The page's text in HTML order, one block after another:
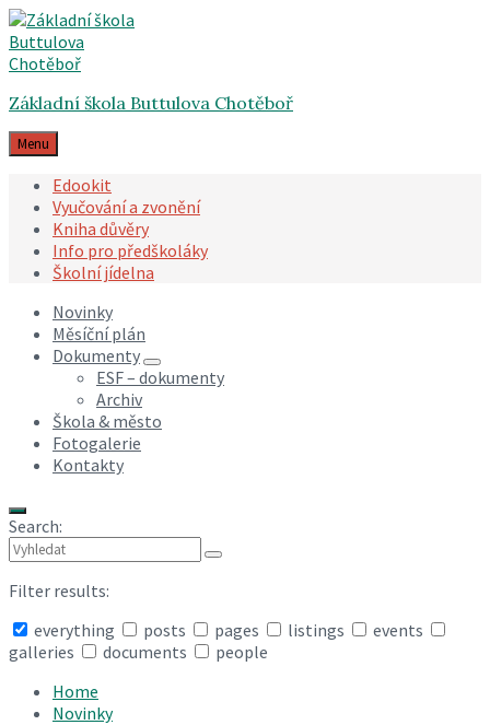
Skip
to
content
Skip
to
main
Skip
to
footer
Základní škola Buttulova Chotěboř
Menu
Edookit
Vyučování a zvonění
Kniha důvěry
Info pro předškoláky
Školní jídelna
Novinky
Měsíční plán
Dokumenty
ESF – dokumenty
Archiv
Škola & město
Fotogalerie
Kontakty
Search:
Filter results:
everything
posts pages listings
events
galleries
documents people
search
Home
Novinky